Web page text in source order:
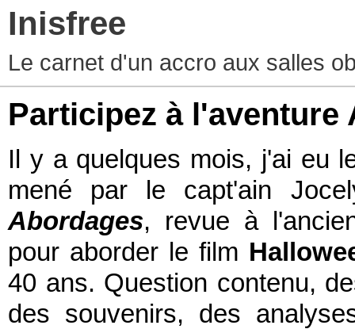
Inisfree
Le carnet d'un accro aux salles
Participez à l'aventure
Il y a quelques mois, j'ai eu
mené par le capt'ain
Abordages, revue à
pour aborder le film
40 ans. Question contenu,
des souvenirs, des